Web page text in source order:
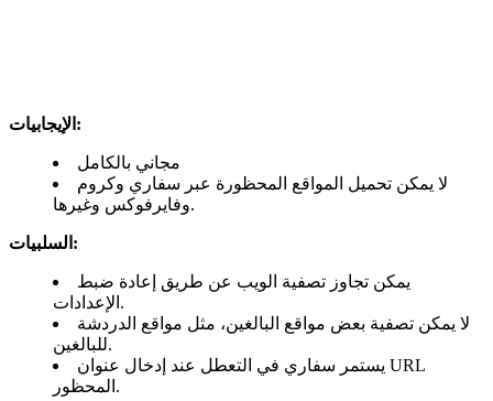
الإيجابيات:
مجاني بالكامل
لا يمكن تحميل المواقع المحظورة عبر سفاري وكروم
وفايرفوكس وغيرها.
السلبيات:
يمكن تجاوز تصفية الويب عن طريق إعادة ضبط
الإعدادات.
لا يمكن تصفية بعض مواقع البالغين، مثل مواقع الدردشة
للبالغين.
يستمر سفاري في التعطل عند إدخال عنوان URL
المحظور.